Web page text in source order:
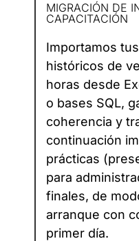
MIGRACIÓN DE
CAPACITACIÓN
Importamos
históricos de
horas desde
o bases SQL,
coherencia y
continuación
prácticas
para
finales, de
arranque con
primer día.